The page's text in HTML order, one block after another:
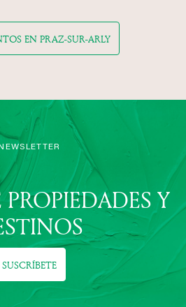
EN PRAZ-SUR-ARLY
NEWSLETTER
Y
SUSCRÍBETE